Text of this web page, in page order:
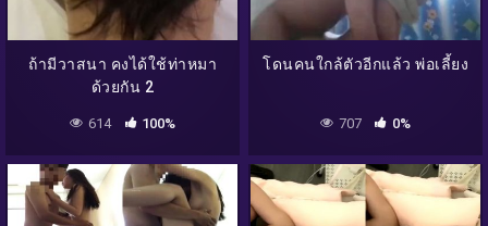
ถ้ามีวาสนา คงได้ใช้ท่าหมา
ด้วยกัน 2
614 100%
โดนคนใกล้ตัวอีกแล้ว พ่อเลี้ยง
707 0%